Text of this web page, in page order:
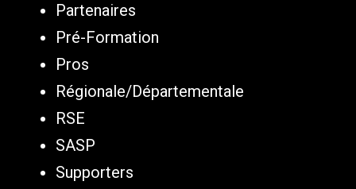
Partenaires
Pré-Formation
Pros
Régionale/Départementale
RSE
SASP
Supporters